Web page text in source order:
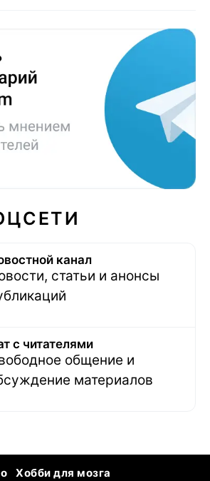
канал
статьи и анонсы
с читателями
общение и
материалов
Хобби для мозга